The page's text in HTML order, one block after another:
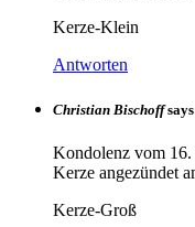
Kerze-Klein
Antworten
Christian Bischoff
Kondolenz vom
Kerze angezündet
Kerze-Groß